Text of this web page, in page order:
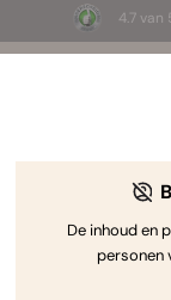
4.7
☀️
op
Cannabis
De inhoud en
personen